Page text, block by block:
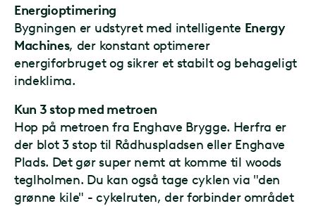
Energioptimering
Bygningen er udstyret med intelligente Energy
Machines, der konstant optimerer
energiforbruget og sikrer et stabilt og behageligt
indeklima.
Kun 3 stop med metroen
Hop på metroen fra Enghave Brygge. Herfra er
der blot 3 stop til Rådhuspladsen eller Enghave
Plads. Det gør super nemt at komme til woods
teglholmen. Du kan også tage cyklen via "den
grønne kile" - cykelruten, der forbinder området